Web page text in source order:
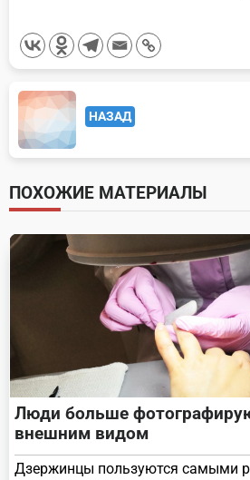
<span
class="nav-
subtitle
screen-
reader-
text">Page</span>
НАЗАД
ПОХОЖИЕ МАТЕРИАЛЫ
Люди больше
внешним видом
Дзержинцы пользуются самыми